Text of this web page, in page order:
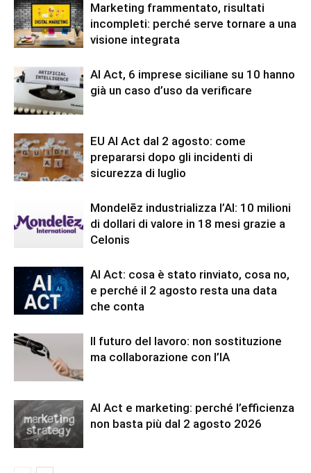
Marketing frammentato, risultati
incompleti: perché serve tornare a una
visione integrata
AI Act, 6 imprese siciliane su 10 hanno
già un caso d’uso da verificare
EU AI Act dal 2 agosto: come
prepararsi dopo gli incidenti di
sicurezza di luglio
Mondelēz industrializza l’AI: 10 milioni
di dollari di valore in 18 mesi grazie a
Celonis
AI Act: cosa è stato rinviato, cosa no,
e perché il 2 agosto resta una data
che conta
Il futuro del lavoro: non sostituzione
ma collaborazione con l’IA
AI Act e marketing: perché l’efficienza
non basta più dal 2 agosto 2026